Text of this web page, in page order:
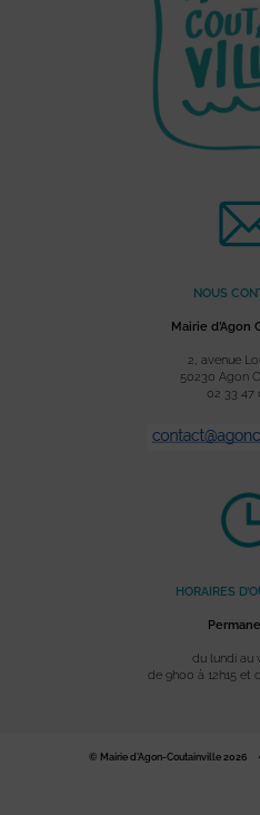
NOUS
Mairie d’Agon
2, avenue
50230 Agon
02 33 47
HORAIRES
du lundi au
de 9h00 à 12h15 et
© Mairie d'Agon-Coutainville 2026